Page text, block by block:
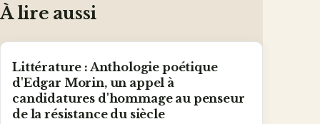
À lire aussi
Littérature : Anthologie poétique
d'Edgar Morin, un appel à
candidatures d'hommage au penseur
de la résistance du siècle